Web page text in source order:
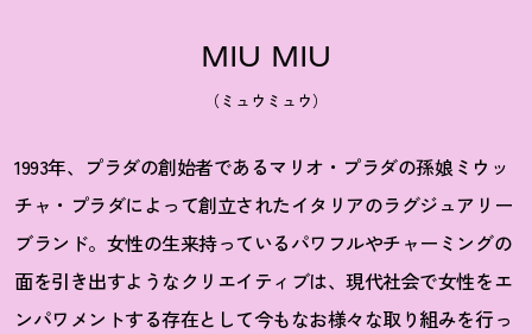
MIU MIU
（ミュウミュウ）
1993年、プラダの創始者であるマリオ・プラダの孫娘ミウッ
チャ・プラダによって創立されたイタリアのラグジュアリー
ブランド。女性の生来持っているパワフルやチャーミングの
面を引き出すようなクリエイティブは、現代社会で女性をエ
ンパワメントする存在として今もなお様々な取り組みを行っ